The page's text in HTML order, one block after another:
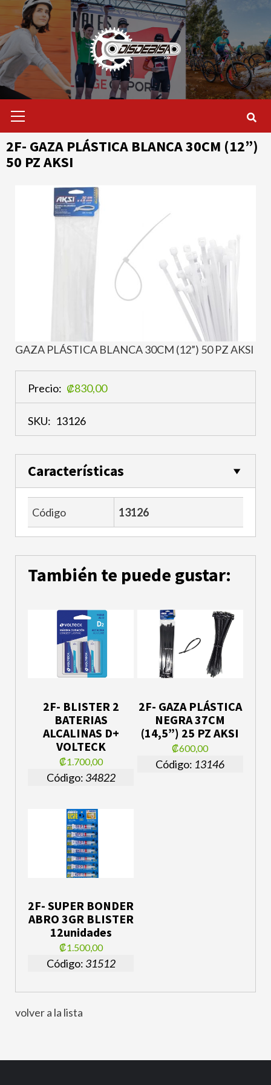
Saltar
contenido
primario
2F- GAZA PLÁSTICA BLANCA 30CM (12”)
50 PZ AKSI
GAZA PLÁSTICA BLANCA 30CM (12”) 50 PZ AKSI
Precio: ₡830,00
SKU: 13126
Características
Código 13126
También te puede gustar:
2F- BLISTER 2
BATERIAS
ALCALINAS D+
VOLTECK
₡1.700,00
Código: 34822
2F- GAZA PLÁSTICA
NEGRA 37CM
(14,5”) 25 PZ AKSI
₡600,00
Código: 13146
2F- SUPER BONDER
ABRO 3GR BLISTER
12unidades
₡1.500,00
Código: 31512
volver a la lista